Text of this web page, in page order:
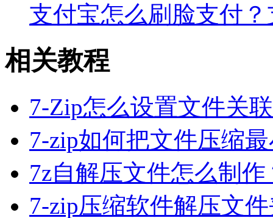
支付宝怎么刷脸支付
相关教程
7-Zip怎么设置文件关
7-zip如何把文件压缩
7z自解压文件怎么制
7-zip压缩软件解压文